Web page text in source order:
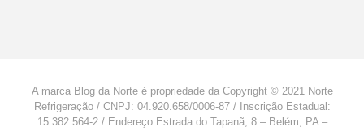
A marca Blog da Norte é propriedade da Copyright © 2021 Norte
Refrigeração / CNPJ: 04.920.658/0006-87 / Inscrição Estadual:
15.382.564-2 / Endereço Estrada do Tapanã, 8 – Belém, PA –